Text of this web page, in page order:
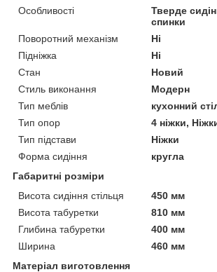
Особливості
Тверде
спинки
Поворотний механізм
Ні
Підніжка
Ні
Стан
Новий
Стиль виконання
Модерн
Тип меблів
кухонний
Тип опор
4 ніжки,
Тип підстави
Ніжки
Форма сидіння
кругла
Габаритні розміри
Висота сидіння стільця
450 мм
Висота табуретки
810 мм
Глибина табуретки
400 мм
Ширина
460 мм
Матеріал виготовлення